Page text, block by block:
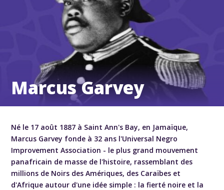
Marcus Garvey
Né le 17 août 1887 à Saint Ann's Bay, en Jamaïque,
Marcus Garvey fonde à 32 ans l'Universal Negro
Improvement Association - le plus grand mouvement
panafricain de masse de l'histoire, rassemblant des
millions de Noirs des Amériques, des Caraïbes et
d'Afrique autour d'une idée simple : la fierté noire et la